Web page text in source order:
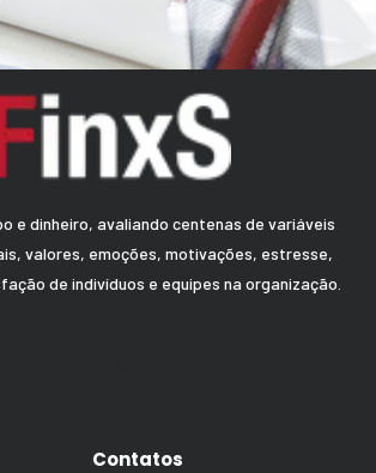
e dinheiro, avaliando centenas de variáveis
valores, emoções, motivações, estresse,
de indivíduos e equipes na organização.
Contatos